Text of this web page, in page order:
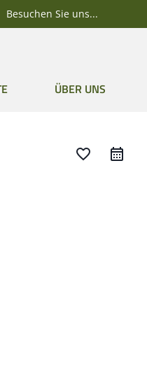
Besuchen Sie uns...
ÜBER UNS
favorite_border